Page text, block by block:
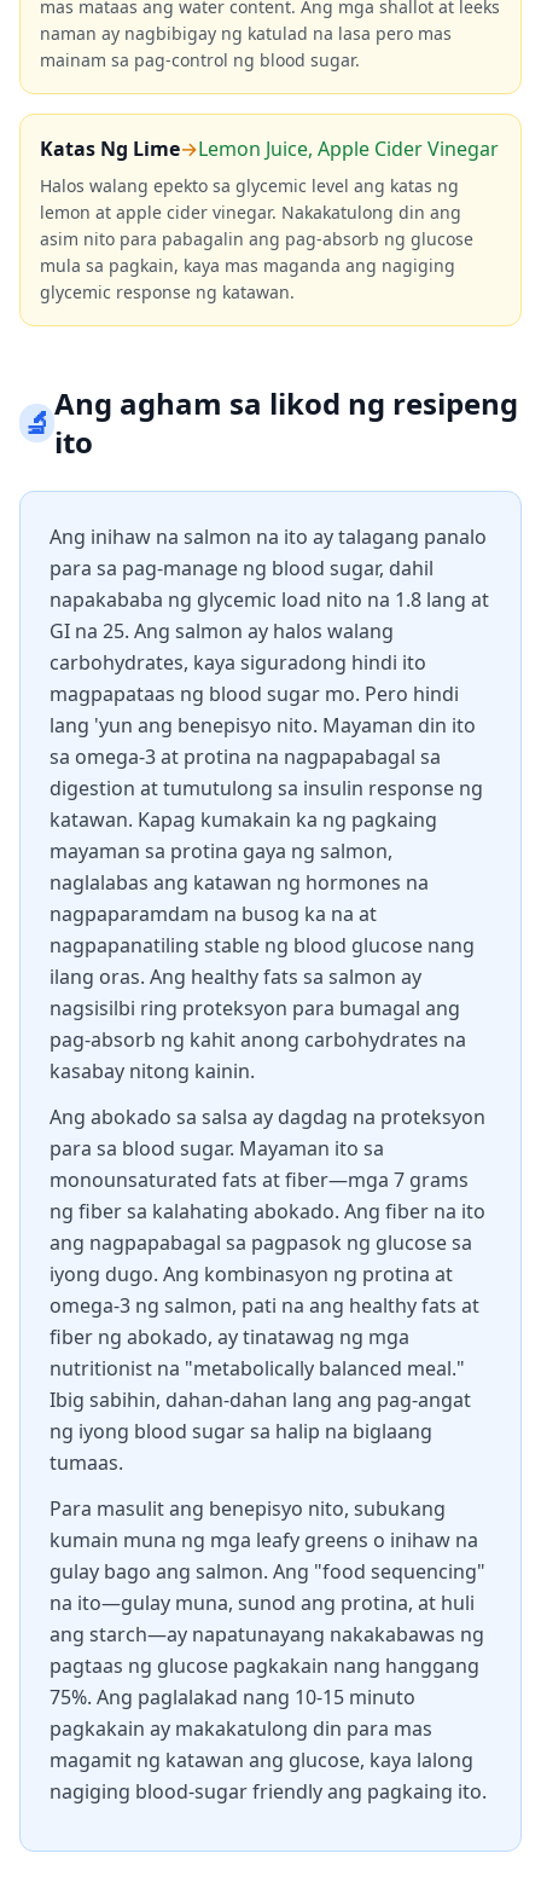
mas mataas ang water content. Ang mga shallot at leeks
naman ay nagbibigay ng katulad na lasa pero mas
mainam sa pag-control ng blood sugar.
Katas Ng Lime→Lemon Juice, Apple Cider Vinegar
Halos walang epekto sa glycemic level ang katas ng
lemon at apple cider vinegar. Nakakatulong din ang
asim nito para pabagalin ang pag-absorb ng glucose
mula sa pagkain, kaya mas maganda ang nagiging
glycemic response ng katawan.
🔬Ang agham sa likod ng resipeng
ito
Ang inihaw na salmon na ito ay talagang panalo
para sa pag-manage ng blood sugar, dahil
napakababa ng glycemic load nito na 1.8 lang at
GI na 25. Ang salmon ay halos walang
carbohydrates, kaya siguradong hindi ito
magpapataas ng blood sugar mo. Pero hindi
lang 'yun ang benepisyo nito. Mayaman din ito
sa omega-3 at protina na nagpapabagal sa
digestion at tumutulong sa insulin response ng
katawan. Kapag kumakain ka ng pagkaing
mayaman sa protina gaya ng salmon,
naglalabas ang katawan ng hormones na
nagpaparamdam na busog ka na at
nagpapanatiling stable ng blood glucose nang
ilang oras. Ang healthy fats sa salmon ay
nagsisilbi ring proteksyon para bumagal ang
pag-absorb ng kahit anong carbohydrates na
kasabay nitong kainin.
Ang abokado sa salsa ay dagdag na proteksyon
para sa blood sugar. Mayaman ito sa
monounsaturated fats at fiber—mga 7 grams
ng fiber sa kalahating abokado. Ang fiber na ito
ang nagpapabagal sa pagpasok ng glucose sa
iyong dugo. Ang kombinasyon ng protina at
omega-3 ng salmon, pati na ang healthy fats at
fiber ng abokado, ay tinatawag ng mga
nutritionist na "metabolically balanced meal."
Ibig sabihin, dahan-dahan lang ang pag-angat
ng iyong blood sugar sa halip na biglaang
tumaas.
Para masulit ang benepisyo nito, subukang
kumain muna ng mga leafy greens o inihaw na
gulay bago ang salmon. Ang "food sequencing"
na ito—gulay muna, sunod ang protina, at huli
ang starch—ay napatunayang nakakabawas ng
pagtaas ng glucose pagkakain nang hanggang
75%. Ang paglalakad nang 10-15 minuto
pagkakain ay makakatulong din para mas
magamit ng katawan ang glucose, kaya lalong
nagiging blood-sugar friendly ang pagkaing ito.